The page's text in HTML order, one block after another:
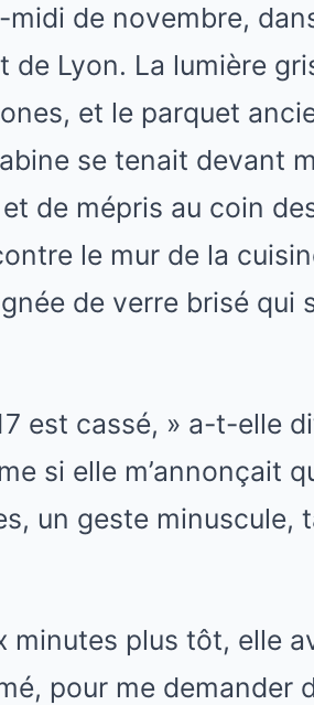
midi de novembre,
de Lyon. La lumière
et le parquet
se tenait devant
de mépris au coin
le mur de la
de verre brisé
est cassé, » a-t-elle
si elle m’annonçait
un geste minuscule,
minutes plus tôt, elle
pour me demander